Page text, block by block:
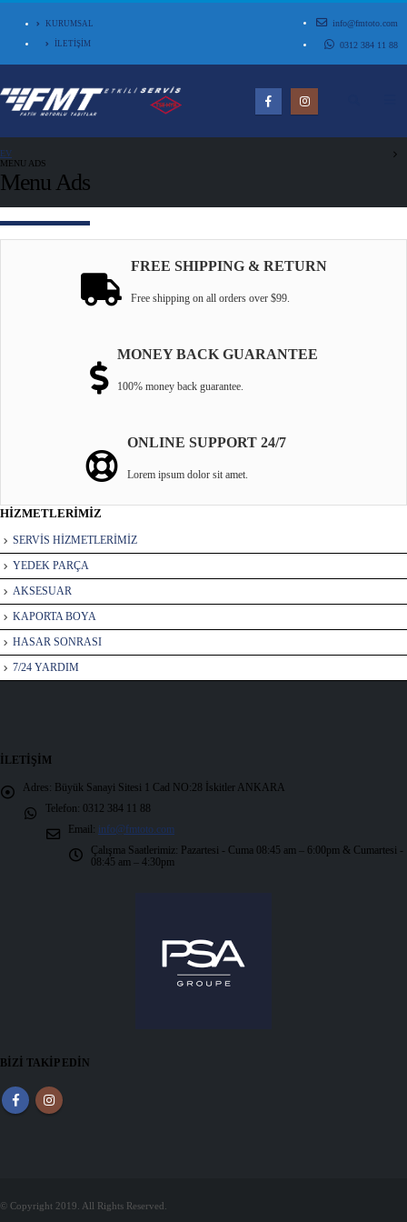
KURUMSAL
İLETİŞİM
info@fmtoto.com
0312 384 11 88
EV
MENU ADS
Menu Ads
FREE SHIPPING & RETURN
Free shipping on all orders over $99.
MONEY BACK GUARANTEE
100% money back guarantee.
ONLINE SUPPORT 24/7
Lorem ipsum dolor sit amet.
HİZMETLERİMİZ
SERVİS HİZMETLERİMİZ
YEDEK PARÇA
AKSESUAR
KAPORTA BOYA
HASAR SONRASI
7/24 YARDIM
İLETIŞIM
Adres:
Büyük Sanayi Sitesi 1 Cad NO:28 İskitler ANKARA
Telefon: 0312 384 11 88
Email: info@fmtoto.com
Çalışma Saatlerimiz:
Pazartesi - Cuma 08:45 am – 6:00pm & Cumartesi -
08:45 am – 4:30pm
BİZİ TAKİP EDİN
© Copyright 2019. All Rights Reserved.